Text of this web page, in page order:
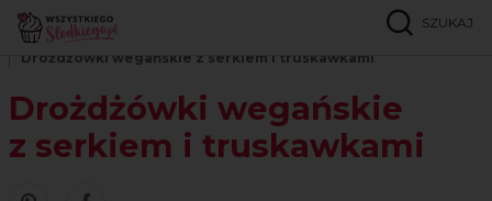
SZUKAJ
Strona główna
Drożdżówki wegańskie z serkiem i truskawkami
Drożdżówki wegańskie
z serkiem i truskawkami